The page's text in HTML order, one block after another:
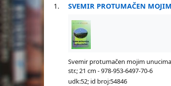
1. SVEMIR PROTUMAČEN
Svemir protumačen mojim
str.; 21 cm - 978-953-6497-70-6
udk:52; id broj:54846